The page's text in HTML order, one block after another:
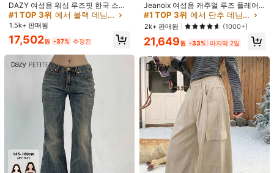
1/6
14,190 30,790원
Slaydiva 여성 청바지 그래피티 스트레이트
레그 Y2K 청바지 스트리트 패션 데님 청바지 로
우라이즈 배기 청바지 여성 바지
26 28 30
내 사이즈 측정하기
사이즈 안내
93%
정사이즈로 느꼈습니다
고객님의 사이즈가 아닌가요? 말해주세요
DAZY 여성용 워싱 루즈핏 한국 스타
일 청바지
#1 TOP 3위 에서 블랙 데님 바지
1.5k+ 판매됨
17,502원 -37% 추정된
Jeanoix 여성용 캐주얼 루즈 플레어
레그 로우웨이스트 청바지
#1 TOP 3위 에서 단추 데님 바지
2k+ 판매됨 (1000+)
21,649원 -33% 마지막 2일